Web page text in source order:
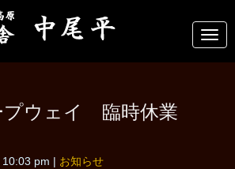
N
a
v
プウェイ 臨時休業
pm お知らせ